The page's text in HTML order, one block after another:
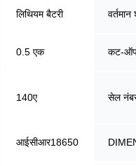
लिथियम बैटरी
0.5 एक कट-
140ए सेल
आईसीआर18650